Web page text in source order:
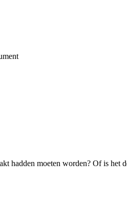
hadden moeten worden? Of is het